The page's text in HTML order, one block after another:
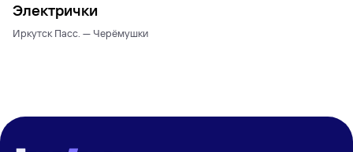
Электрички
Иркутск Пасс. — Черёмушки